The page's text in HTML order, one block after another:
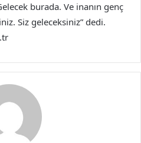
burada. Ve inanın genç
Siz geleceksiniz” dedi.